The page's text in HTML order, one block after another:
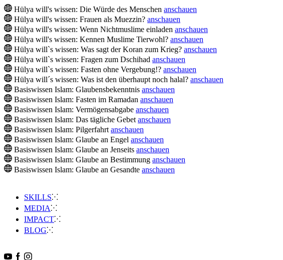
Hülya will's wissen: Die Würde des Menschen anschauen
Hülya will's wissen: Frauen als Muezzin? anschauen
Hülya will's wissen: Wenn Nichtmuslime einladen anschauen
Hülya will's wissen: Kennen Muslime Tierwohl? anschauen
Hülya will`s wissen: Was sagt der Koran zum Krieg? anschauen
Hülya will`s wissen: Fragen zum Dschihad anschauen
Hülya will`s wissen: Fasten ohne Vergebung!? anschauen
Hülya will´s wissen: Was ist den überhaupt noch halal? anschauen
Basiswissen Islam: Glaubensbekenntnis anschauen
Basiswissen Islam: Fasten im Ramadan anschauen
Basiswissen Islam: Vermögensabgabe anschauen
Basiswissen Islam: Das tägliche Gebet anschauen
Basiswissen Islam: Pilgerfahrt anschauen
Basiswissen Islam: Glaube an Engel anschauen
Basiswissen Islam: Glaube an Jenseits anschauen
Basiswissen Islam: Glaube an Bestimmung anschauen
Basiswissen Islam: Glaube an Gesandte anschauen
SKILLS
MEDIA
IMPACT
BLOG